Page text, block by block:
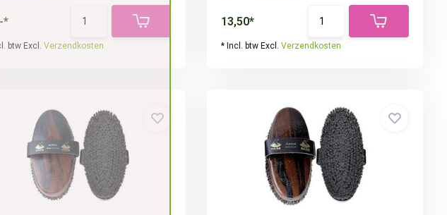
*
btw Excl. Verzendkosten
13,50*
* Incl. btw Excl.Verzendkosten